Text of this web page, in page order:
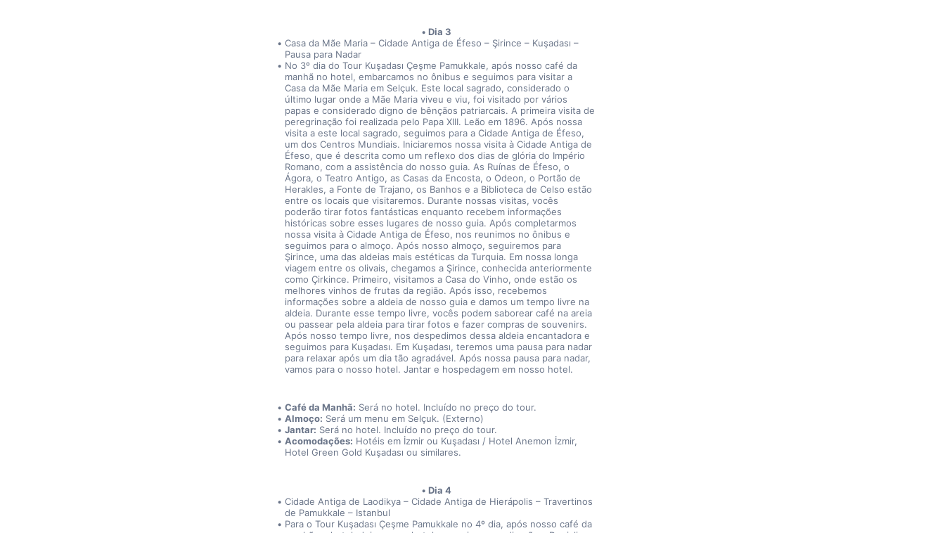
Dia 3
Casa da Mãe Maria – Cidade Antiga de Éfeso – Şirince – Kuşadası –
Pausa para Nadar
No 3º dia do Tour Kuşadası Çeşme Pamukkale, após nosso café da
manhã no hotel, embarcamos no ônibus e seguimos para visitar a
Casa da Mãe Maria em Selçuk. Este local sagrado, considerado o
último lugar onde a Mãe Maria viveu e viu, foi visitado por vários
papas e considerado digno de bênçãos patriarcais. A primeira visita de
peregrinação foi realizada pelo Papa XIII. Leão em 1896. Após nossa
visita a este local sagrado, seguimos para a Cidade Antiga de Éfeso,
um dos Centros Mundiais. Iniciaremos nossa visita à Cidade Antiga de
Éfeso, que é descrita como um reflexo dos dias de glória do Império
Romano, com a assistência do nosso guia. As Ruínas de Éfeso, o
Ágora, o Teatro Antigo, as Casas da Encosta, o Odeon, o Portão de
Herakles, a Fonte de Trajano, os Banhos e a Biblioteca de Celso estão
entre os locais que visitaremos. Durante nossas visitas, vocês
poderão tirar fotos fantásticas enquanto recebem informações
históricas sobre esses lugares de nosso guia. Após completarmos
nossa visita à Cidade Antiga de Éfeso, nos reunimos no ônibus e
seguimos para o almoço. Após nosso almoço, seguiremos para
Şirince, uma das aldeias mais estéticas da Turquia. Em nossa longa
viagem entre os olivais, chegamos a Şirince, conhecida anteriormente
como Çirkince. Primeiro, visitamos a Casa do Vinho, onde estão os
melhores vinhos de frutas da região. Após isso, recebemos
informações sobre a aldeia de nosso guia e damos um tempo livre na
aldeia. Durante esse tempo livre, vocês podem saborear café na areia
ou passear pela aldeia para tirar fotos e fazer compras de souvenirs.
Após nosso tempo livre, nos despedimos dessa aldeia encantadora e
seguimos para Kuşadası. Em Kuşadası, teremos uma pausa para nadar
para relaxar após um dia tão agradável. Após nossa pausa para nadar,
vamos para o nosso hotel. Jantar e hospedagem em nosso hotel.
Café da Manhã: Será no hotel. Incluído no preço do tour.
Almoço: Será um menu em Selçuk. (Externo)
Jantar: Será no hotel. Incluído no preço do tour.
Acomodações: Hotéis em İzmir ou Kuşadası / Hotel Anemon İzmir,
Hotel Green Gold Kuşadası ou similares.
Dia 4
Cidade Antiga de Laodikya – Cidade Antiga de Hierápolis – Travertinos
de Pamukkale – Istanbul
Para o Tour Kuşadası Çeşme Pamukkale no 4º dia, após nosso café da